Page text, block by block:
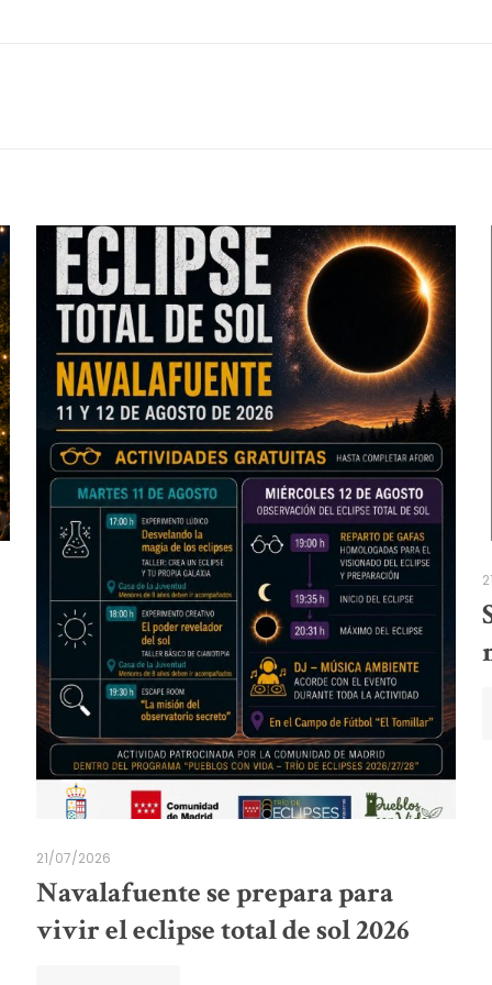
21/07/2026
Navalafuente se prepara para
vivir el eclipse total de sol 2026